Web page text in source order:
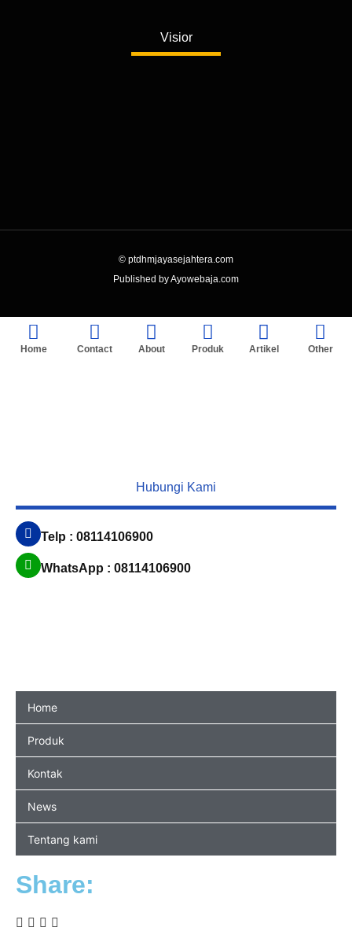
Visior
© ptdhmjayasejahtera.com
Published by Ayowebaja.com
Home Contact About Produk Artikel Other
Hubungi Kami
Telp : 08114106900
WhatsApp : 08114106900
Home
Produk
Kontak
News
Tentang kami
Share: